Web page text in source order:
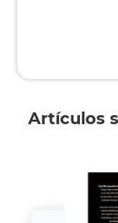
Artículos